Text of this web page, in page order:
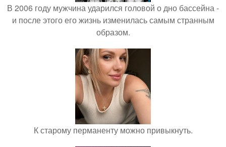
В 2006 году мужчина ударился головой о дно бассейна -
и после этого его жизнь изменилась самым странным
образом.
К старому перманенту можно привыкнуть.